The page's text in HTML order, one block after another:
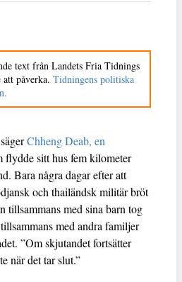
text från Landets Fria Tidnings
påverka. Tidningens politiska
Chheng Deab, en
flydde sitt hus fem kilometer
Bara några dagar efter att
och thailändsk militär bröt
tillsammans med sina barn tog
med andra familjer
”Om skjutandet fortsätter
när det tar slut.”